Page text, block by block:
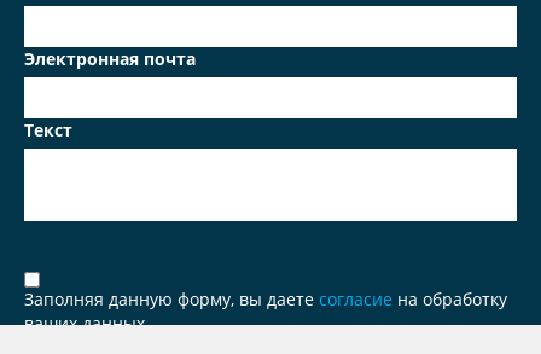
Электронная почта
Текст
Заполняя данную форму, вы даете согласие на обработку
ваших данных.